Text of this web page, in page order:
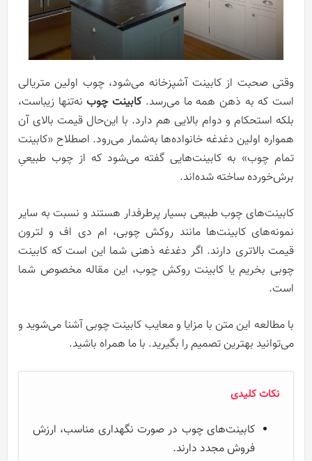
وقتی صحبت از کابینت آشپزخانه می‌شود، چوب اولین متریالی
است که به ذهن همه ما می‌رسد.كابینت چوب نه‌تنها زیباست،
بلکه استحکام و دوام بالایی هم دارد. با این‌حال قیمت بالای آن
همواره اولین دغدغه خانواده‌ها به‌شمار می‌رود. اصطلاح «کابینت
تمام چوب» به کابینت‌هایی گفته می‌شود که از چوب طبیعیِ
برش‌خورده ساخته شده‌اند.
کابینت‌های چوب طبیعی بسیار پرطرفدار هستند و نسبت به سایر
نمونه‌های کابینت‌ها مانند روکش چوبی، ام دی اف و لترون
قیمت بالاتری دارند. اگر دغدغه ذهنی شما این است که کابینت
چوبی بخریم یا کابینت روکش چوب، این مقاله مخصوص شما
است.
با مطالعه این متن با مزایا و معایب کابینت چوبی آشنا می‌شوید و
می‌توانید بهترین تصمیم را بگیرید. با ما همراه باشید.
نکات کلیدی
کابینت‌های چوب در صورت نگهداری مناسب، ارزش
فروش مجدد دارند.